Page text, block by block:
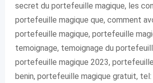
secret du portefeuille magique, les
portefeuille magique que, comment
portefeuille magique, portefeuille
temoignage, temoignage du
portefeuille magique 2023,
benin, portefeuille magique gratuit,